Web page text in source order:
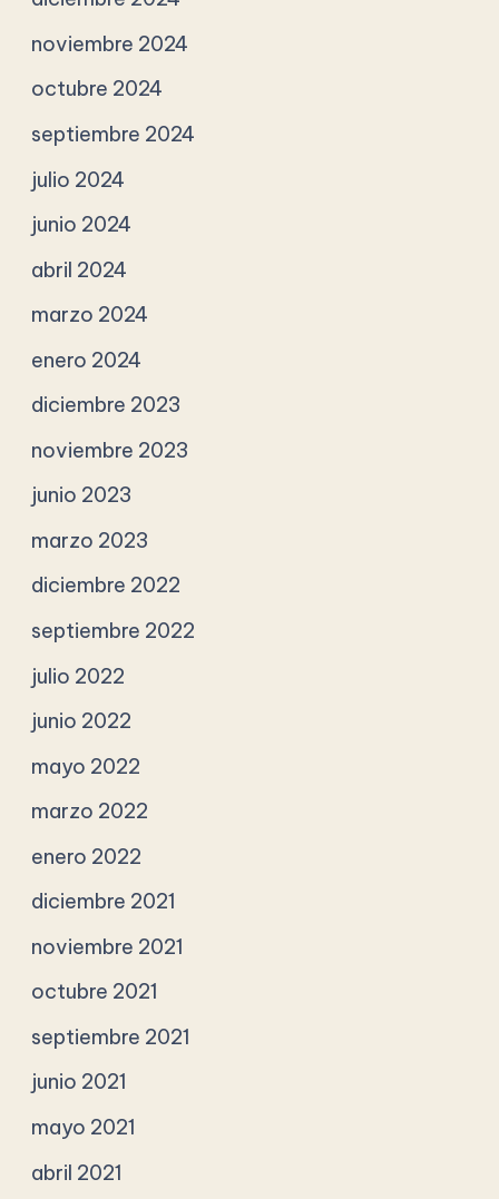
noviembre 2024
octubre 2024
septiembre 2024
julio 2024
junio 2024
abril 2024
marzo 2024
enero 2024
diciembre 2023
noviembre 2023
junio 2023
marzo 2023
diciembre 2022
septiembre 2022
julio 2022
junio 2022
mayo 2022
marzo 2022
enero 2022
diciembre 2021
noviembre 2021
octubre 2021
septiembre 2021
junio 2021
mayo 2021
abril 2021